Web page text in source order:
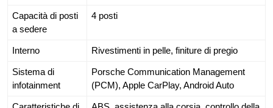
Capacità di posti
a sedere
4 posti
Interno Rivestimenti in pelle, finiture di pregio
Sistema di
infotainment
Porsche Communication Management
(PCM), Apple CarPlay, Android Auto